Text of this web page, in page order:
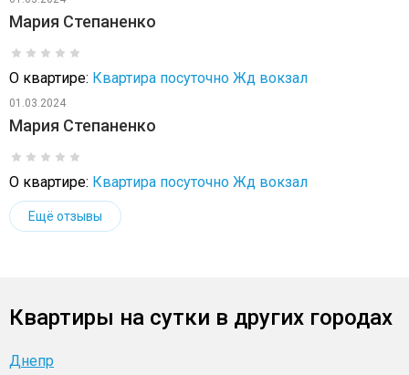
Мария Степаненко
О квартире: Квартира посуточно Жд вокзал
01.03.2024
Мария Степаненко
О квартире: Квартира посуточно Жд вокзал
Ещё отзывы
Квартиры на сутки в других городах
Днепр